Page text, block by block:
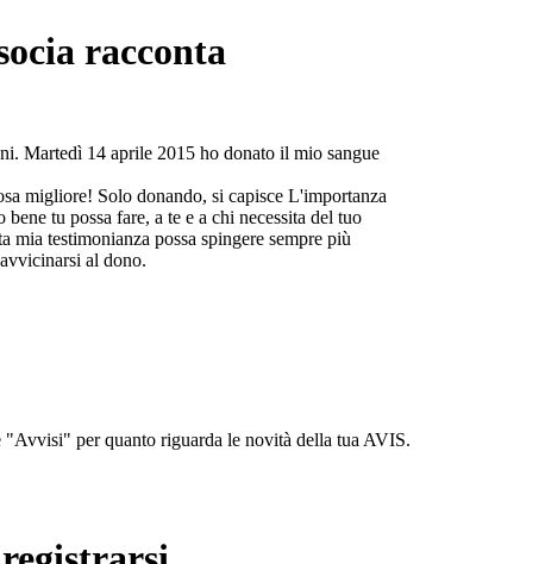
racconta
Martedì 14 aprile 2015 ho donato il mio sangue
migliore! Solo donando, si capisce L'importanza
bene tu possa fare, a te e a chi necessita del tuo
mia testimonianza possa spingere sempre più
al dono.
"Avvisi" per quanto riguarda le novità della tua AVIS.